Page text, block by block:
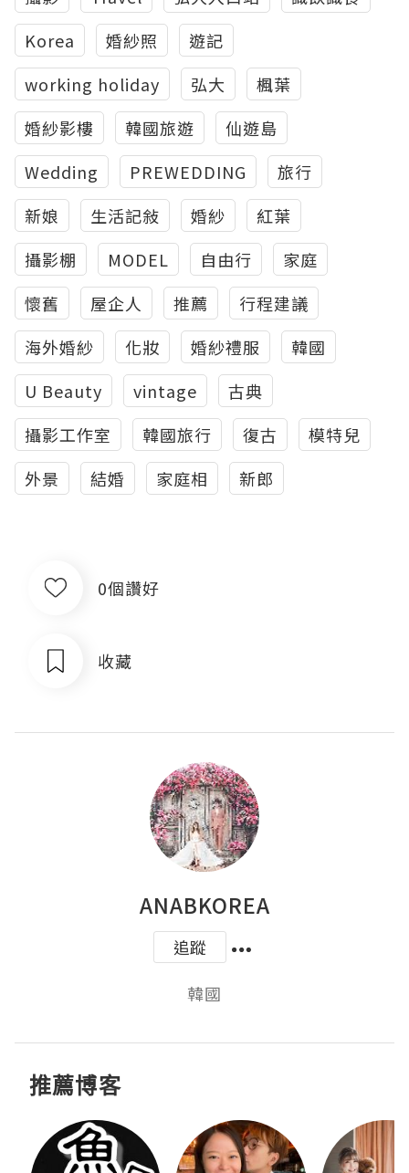
Korea
婚紗照
遊記
working holiday
弘大
楓葉
婚紗影樓
韓國旅遊
仙遊島
Wedding
PREWEDDING
旅行
新娘
生活記敍 婚紗
紅葉
攝影棚
MODEL 自由行
家庭
懷舊
屋企人 推薦
行程建議
海外婚紗
化妝 婚紗禮服
韓國
U Beauty
vintage
古典
攝影工作室
韓國旅行 復古
模特兒
外景
結婚 家庭相 新郎
0個讚好
收藏
ANABKOREA
追蹤
韓國
推薦博客